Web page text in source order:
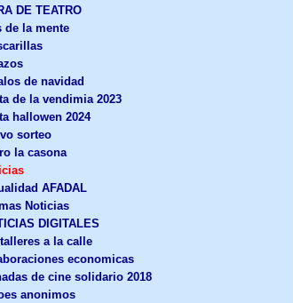
DE TEATRO
de la mente
de navidad
de la vendimia 2023
hallowen 2024
sorteo
la casona
AFADAL
Noticias
DIGITALES
a la calle
economicas
de cine solidario 2018
anonimos